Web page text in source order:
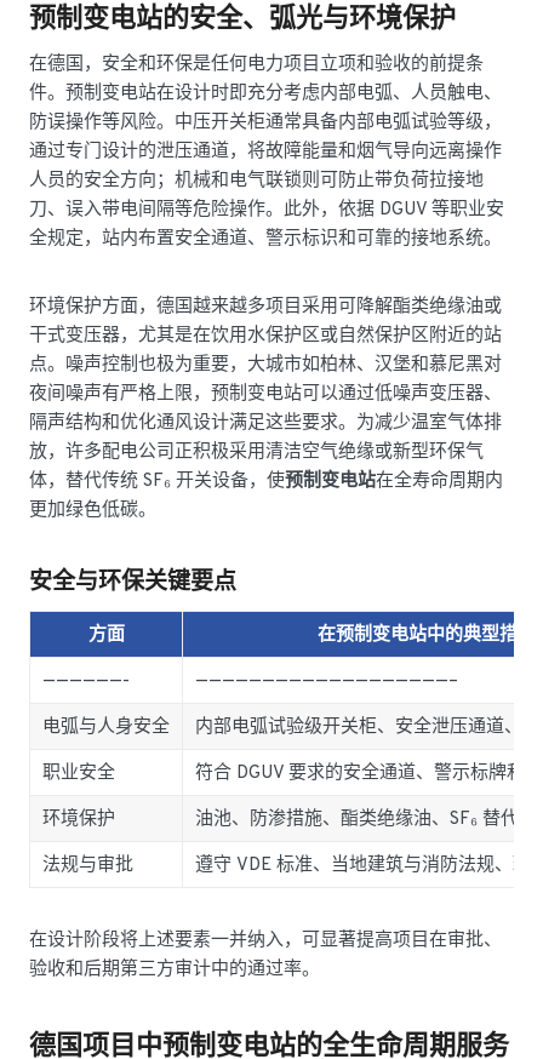
预制变电站的安全、弧光与环境保护
在德国，安全和环保是任何电力项目立项和验收的前提条
件。预制变电站在设计时即充分考虑内部电弧、人员触电、
防误操作等风险。中压开关柜通常具备内部电弧试验等级，
通过专门设计的泄压通道，将故障能量和烟气导向远离操作
人员的安全方向；机械和电气联锁则可防止带负荷拉接地
刀、误入带电间隔等危险操作。此外，依据 DGUV 等职业安
全规定，站内布置安全通道、警示标识和可靠的接地系统。
环境保护方面，德国越来越多项目采用可降解酯类绝缘油或
干式变压器，尤其是在饮用水保护区或自然保护区附近的站
点。噪声控制也极为重要，大城市如柏林、汉堡和慕尼黑对
夜间噪声有严格上限，预制变电站可以通过低噪声变压器、
隔声结构和优化通风设计满足这些要求。为减少温室气体排
放，许多配电公司正积极采用清洁空气绝缘或新型环保气
体，替代传统 SF₆ 开关设备，使预制变电站在全寿命周期内
更加绿色低碳。
安全与环保关键要点
方面
在预制变电站中的典型措施
——————-
———————————————————–
电弧与人身安全
内部电弧试验级开关柜、安全泄压通道、
职业安全
符合 DGUV 要求的安全通道、警示标牌和
环境保护
油池、防渗措施、酯类绝缘油、SF₆ 替代
法规与审批
遵守 VDE 标准、当地建筑与消防法规、环
在设计阶段将上述要素一并纳入，可显著提高项目在审批、
验收和后期第三方审计中的通过率。
德国项目中预制变电站的全生命周期服务